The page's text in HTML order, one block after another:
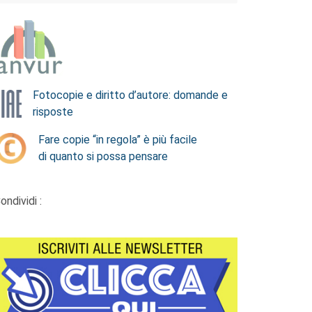
Fotocopie e diritto d’autore: domande e
risposte
Fare copie “in regola” è più facile
di quanto si possa pensare
: